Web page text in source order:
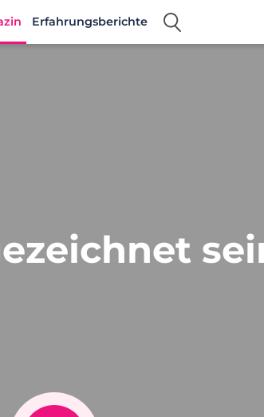
Erfahrungsberichte